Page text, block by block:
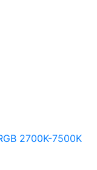
2700K-7500K